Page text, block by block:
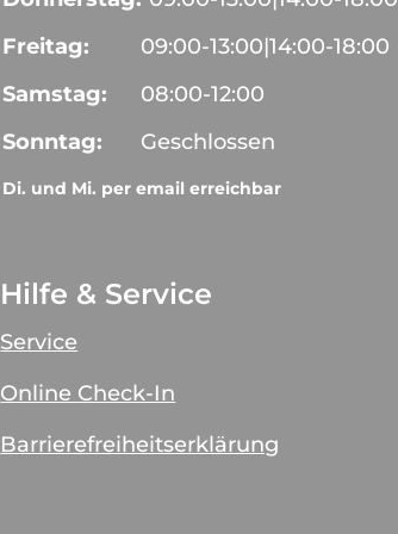
Freitag:
09:00-13:00|14:00-18:00
Samstag:
08:00-12:00
Sonntag:
Geschlossen
Di. und Mi. per email erreichbar
Hilfe & Service
Service
Online Check-In
Barrierefreiheitserklärung